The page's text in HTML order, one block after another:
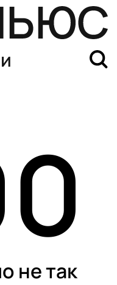
не так